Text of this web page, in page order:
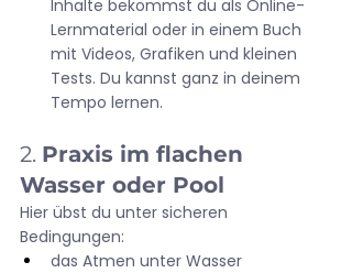
Inhalte bekommst du als Online-
Lernmaterial oder in einem Buch
mit Videos, Grafiken und kleinen
Tests. Du kannst ganz in deinem
Tempo lernen.
2. Praxis im flachen
Wasser oder Pool
Hier übst du unter sicheren
Bedingungen:
das Atmen unter Wasser